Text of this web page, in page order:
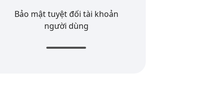
Bảo mật tuyệt đối tài khoản
người dùng